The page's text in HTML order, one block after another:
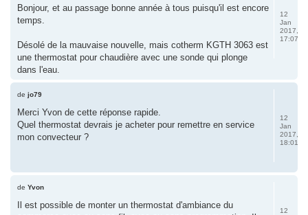
Bonjour, et au passage bonne année à tous puisqu'il est encore
temps.
Désolé de la mauvaise nouvelle, mais cotherm KGTH 3063 est
une thermostat pour chaudière avec une sonde qui plonge
dans l'eau.
12
Jan
2017,
17:07
de jo79
Merci Yvon de cette réponse rapide.
Quel thermostat devrais je acheter pour remettre en service
mon convecteur ?
12
Jan
2017,
18:01
de Yvon
Il est possible de monter un thermostat d'ambiance du
12